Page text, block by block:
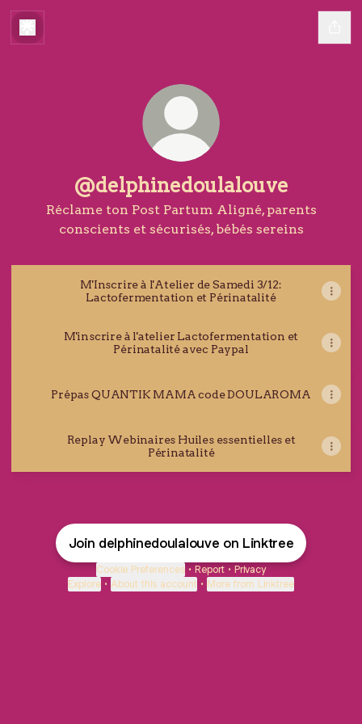
@delphinedoulalouve
Réclame ton Post Partum Aligné, parents
conscients et sécurisés, bébés sereins
M'Inscrire à l'Atelier de Samedi 3/12:
Lactofermentation et Périnatalité
M'inscrire à l'atelier Lactofermentation et
Périnatalité avec Paypal
Prépas QUANTIK MAMA code DOULAROMA
Replay Webinaires Huiles essentielles et
Périnatalité
Join delphinedoulalouve on Linktree
Cookie Preferences • Report • Privacy
Explore • About this account • More from Linktree